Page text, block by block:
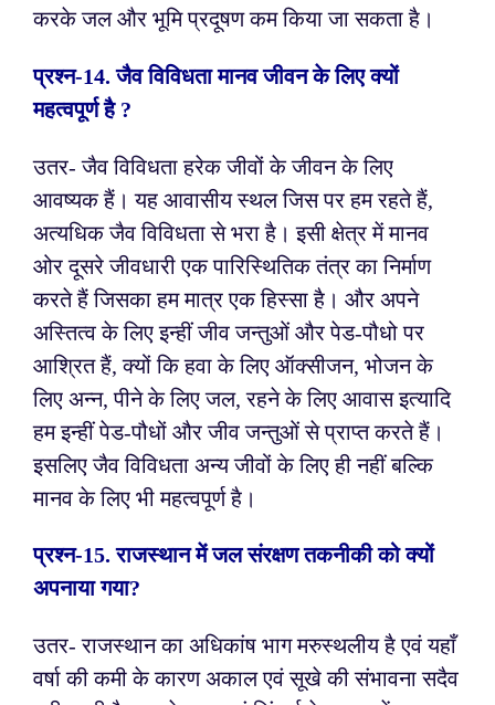
करके जल और भूमि प्रदूषण कम किया जा सकता है।
प्रश्न-14. जैव विविधता मानव जीवन के लिए क्यों
महत्वपूर्ण है ?
उतर- जैव विविधता हरेक जीवों के जीवन के लिए
आवष्यक हैं। यह आवासीय स्थल जिस पर हम रहते हैं,
अत्यधिक जैव विविधता से भरा है। इसी क्षेत्र में मानव
ओर दूसरे जीवधारी एक पारिस्थितिक तंत्र का निर्माण
करते हैं जिसका हम मात्र एक हिस्सा है। और अपने
अस्तित्व के लिए इन्हीं जीव जन्तुओं और पेड-पौधो पर
आश्रित हैं, क्यों कि हवा के लिए ऑक्सीजन, भोजन के
लिए अन्न, पीने के लिए जल, रहने के लिए आवास इत्यादि
हम इन्हीं पेड-पौधों और जीव जन्तुओं से प्राप्त करते हैं।
इसलिए जैव विविधता अन्य जीवों के लिए ही नहीं बल्कि
मानव के लिए भी महत्वपूर्ण है।
प्रश्न-15. राजस्थान में जल संरक्षण तकनीकी को क्यों
अपनाया गया?
उतर- राजस्थान का अधिकांष भाग मरुस्थलीय है एवं यहाँ
वर्षा की कमी के कारण अकाल एवं सूखे की संभावना सदैव